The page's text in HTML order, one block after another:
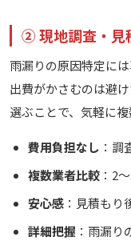
② 現地調査・見
雨漏りの原因特定に
出費がかさむのは避
選ぶことで、気軽に
費用負担なし ：
複数業者比較：2
安心感：見積もり
詳細把握：雨漏り